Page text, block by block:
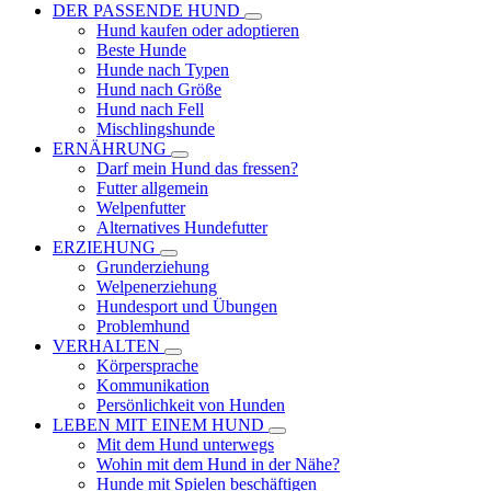
DER PASSENDE HUND
Hund kaufen oder adoptieren
Beste Hunde
Hunde nach Typen
Hund nach Größe
Hund nach Fell
Mischlingshunde
ERNÄHRUNG
Darf mein Hund das fressen?
Futter allgemein
Welpenfutter
Alternatives Hundefutter
ERZIEHUNG
Grunderziehung
Welpenerziehung
Hundesport und Übungen
Problemhund
VERHALTEN
Körpersprache
Kommunikation
Persönlichkeit von Hunden
LEBEN MIT EINEM HUND
Mit dem Hund unterwegs
Wohin mit dem Hund in der Nähe?
Hunde mit Spielen beschäftigen